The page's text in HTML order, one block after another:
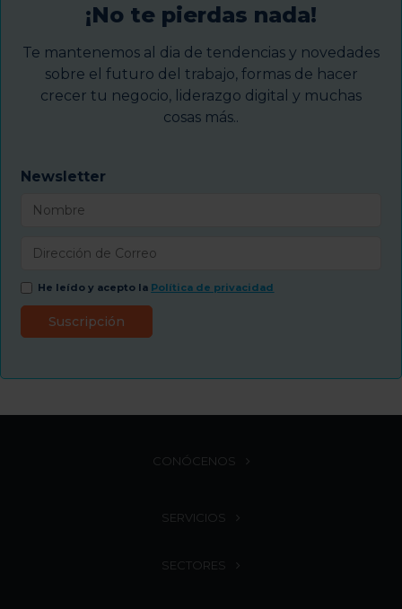
¡No te pierdas nada!
Te mantenemos al dia de tendencias y novedades
sobre el futuro del trabajo, formas de hacer
crecer tu negocio, liderazgo digital y muchas
cosas más..
Newsletter
He leído y acepto la Política de privacidad
CONÓCENOS
SERVICIOS
SECTORES